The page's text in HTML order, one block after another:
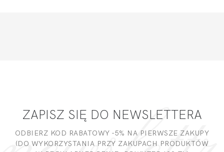
ZAPISZ SIĘ DO NEWSLETTERA
ODBIERZ KOD RABATOWY -5% NA PIERWSZE ZAKUPY
(DO WYKORZYSTANIA PRZY ZAKUPACH PRODUKTÓW